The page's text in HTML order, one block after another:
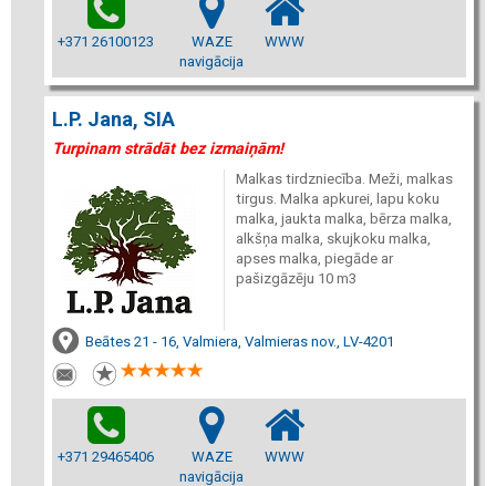
+371 26100123
WAZE
navigācija
WWW
L.P. Jana, SIA
Turpinam strādāt bez izmaiņām!
Malkas tirdzniecība. Meži, malkas
tirgus. Malka apkurei, lapu koku
malka, jaukta malka, bērza malka,
alkšņa malka, skujkoku malka,
apses malka, piegāde ar
pašizgāzēju 10 m3
Beātes 21 - 16, Valmiera, Valmieras nov., LV-4201
+371 29465406
WAZE
navigācija
WWW